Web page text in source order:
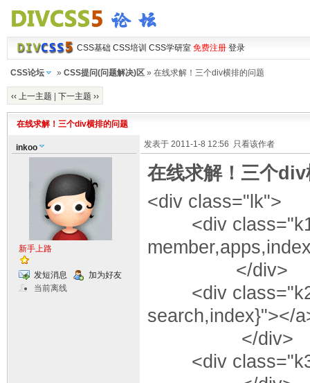
CSS基础 CSS培训 CSS学研室 免费注册 登录
CSS论坛 » CSS提问(问题解决)区» 在线求解！三个div横排的问题
‹‹ 上一主题 下一主题 ››
在线求解！三个div横排的问题
inkoo
新手上路
发短消息
加为好友
当前离线
发表于 2011-1-8 12:56 只看该作者
在线求解！三个
<div class="lk">
<div
</div>
<div
search,index}"></
</div>
<div